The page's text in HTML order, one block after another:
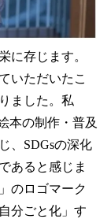
に存じます。
いただいたこ
ました。私
本の制作・普及
、SDGsの深化
あると感じま
のロゴマーク
分ごと化」す